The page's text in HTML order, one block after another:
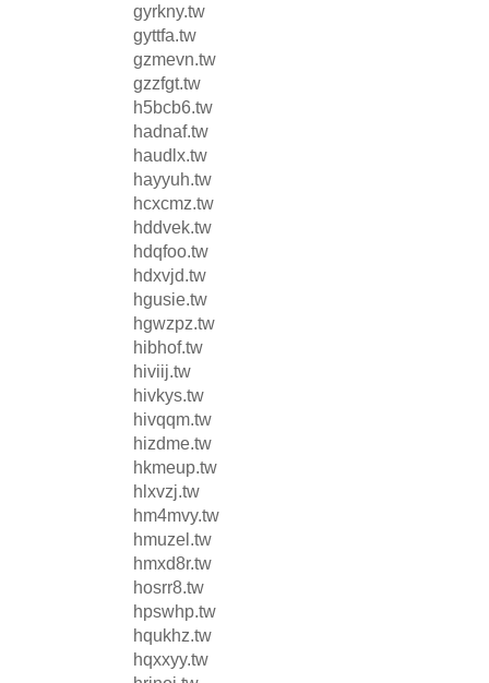
gyrkny.tw
gyttfa.tw
gzmevn.tw
gzzfgt.tw
h5bcb6.tw
hadnaf.tw
haudlx.tw
hayyuh.tw
hcxcmz.tw
hddvek.tw
hdqfoo.tw
hdxvjd.tw
hgusie.tw
hgwzpz.tw
hibhof.tw
hiviij.tw
hivkys.tw
hivqqm.tw
hizdme.tw
hkmeup.tw
hlxvzj.tw
hm4mvy.tw
hmuzel.tw
hmxd8r.tw
hosrr8.tw
hpswhp.tw
hqukhz.tw
hqxxyy.tw